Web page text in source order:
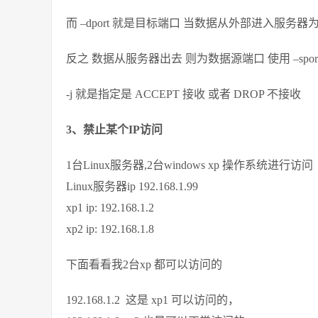
而 –dport 就是目标端口 当数据从外部进入服务器
反之 数据从服务器出去 则为数据源端口 使用
-j 就是指定是 ACCEPT 接收 或者 DROP 不接收
3、禁止某个IP访问
1台Linux服务器,2台windows xp 操作系统进行访问
Linux服务器ip 192.168.1.99
xp1 ip: 192.168.1.2
xp2 ip: 192.168.1.8
下面看看我2台xp 都可以访问的
192.168.1.2 这是 xp1 可以访问的，